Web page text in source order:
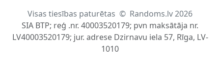
Visas tiesības paturētas © Randoms.lv 2026
SIA BTP; reģ .nr. 40003520179; pvn maksātāja nr.
LV40003520179; jur. adrese Dzirnavu iela 57, Rīga, LV-
1010